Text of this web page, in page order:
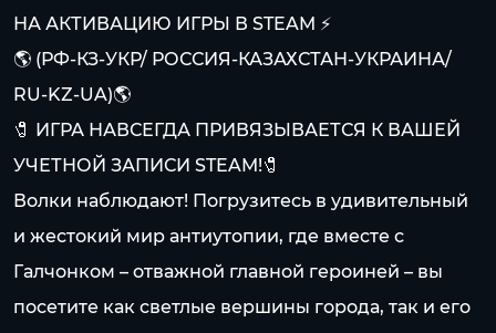
НА АКТИВАЦИЮ ИГРЫ В STEAM ⚡
🌎 (РФ-КЗ-УКР/ РОССИЯ-КАЗАХСТАН-УКРАИНА/
RU-KZ-UA)🌎
🧷 ИГРА НАВСЕГДА ПРИВЯЗЫВАЕТСЯ К ВАШЕЙ
УЧЕТНОЙ ЗАПИСИ STEAM!🧷
Волки наблюдают! Погрузитесь в удивительный
и жестокий мир антиутопии, где вместе с
Галчонком – отважной главной героиней – вы
посетите как светлые вершины города, так и его